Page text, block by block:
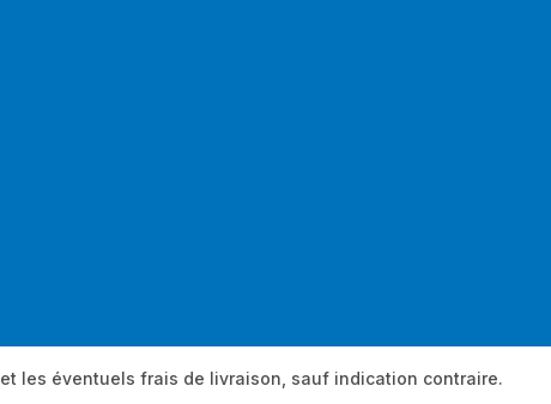
et les éventuels frais de livraison, sauf indication contraire.